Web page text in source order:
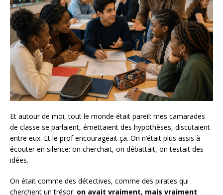
Et autour de moi, tout le monde était pareil: mes camarades
de classe se parlaient, émettaient des hypothèses, discutaient
entre eux. Et le prof encourageait ça. On n’était plus assis à
écouter en silence: on cherchait, on débattait, on testait des
idées.
On était comme des détectives, comme des pirates qui
cherchent un trésor: on avait vraiment, mais vraiment